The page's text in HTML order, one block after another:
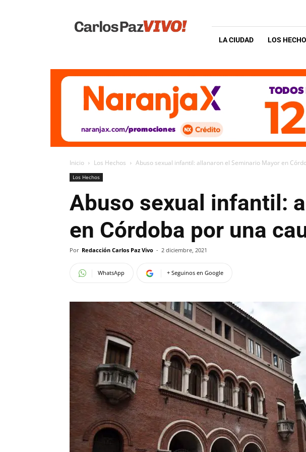
Vivo
LA CIUDAD LOS
Inicio Los Hechos Abuso sexual infantil: allanaron el Seminario Mayor en
Los Hechos
Abuso sexual infantil:
en Córdoba por una
Por Redacción Carlos Paz Vivo - 2 diciembre, 2021
WhatsApp + Seguinos en Google